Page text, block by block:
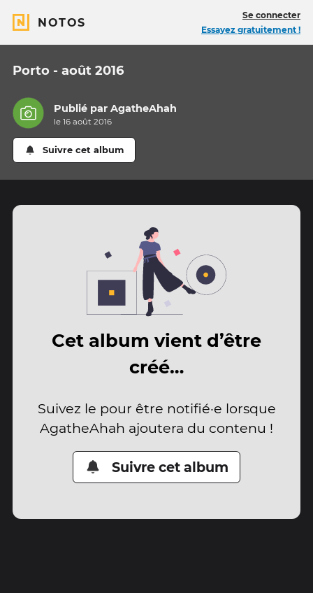
NOTOS
Se connecter
Essayez gratuitement !
Porto - août 2016
Publié parAgatheAhah
le 16 août 2016
Suivre cet album
Cet album vient d’être
créé…
Suivez le pour être notifié·e lorsque
AgatheAhah ajoutera du contenu !
Suivre cet album